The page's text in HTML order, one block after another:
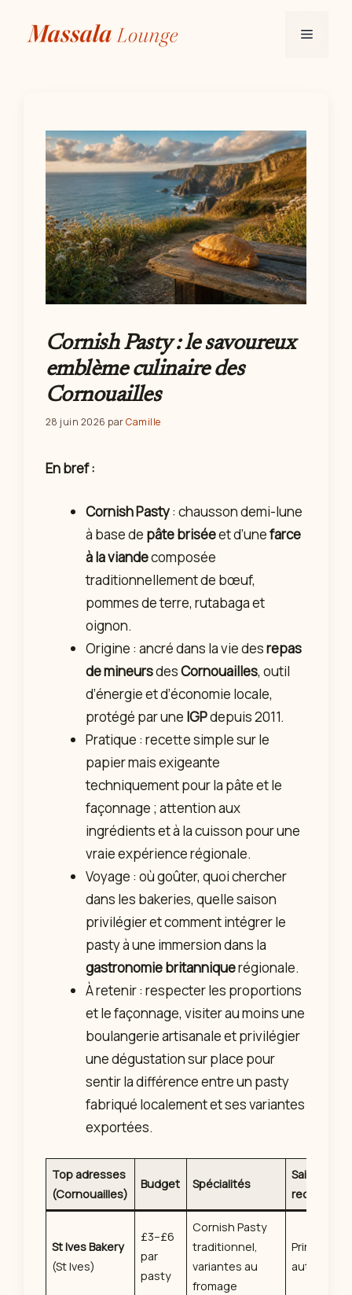
contenu
Menu
Cornish Pasty : le savoureux
emblème culinaire des
Cornouailles
28 juin 2026 parCamille
En bref :
Cornish Pasty: chausson demi-lune
à base de pâte briséeet d’unefarce
à la viandecomposée
traditionnellement de bœuf,
pommes de terre, rutabaga et
oignon.
Origine : ancré dans la vie desrepas
de mineursdesCornouailles, outil
d’énergie et d’économie locale,
protégé par une IGPdepuis 2011.
Pratique : recette simple sur le
papier mais exigeante
techniquement pour la pâte et le
façonnage ; attention aux
ingrédients et à la cuisson pour une
vraie expérience régionale.
Voyage : où goûter, quoi chercher
dans les bakeries, quelle saison
privilégier et comment intégrer le
pasty à une immersion dans la
gastronomie britanniquerégionale.
À retenir : respecter les proportions
et le façonnage, visiter au moins une
boulangerie artisanale et privilégier
une dégustation sur place pour
sentir la différence entre un pasty
fabriqué localement et ses variantes
exportées.
Top adresses
(Cornouailles)
Budget Spécialités
Saison
St Ives Bakery
(St Ives)
£3–£6
par
pasty
Cornish Pasty
traditionnel,
variantes au
fromage
Printemps–
automne